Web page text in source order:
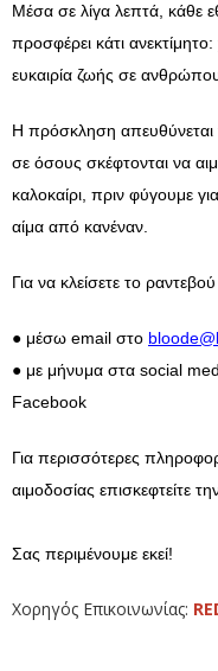
Μέσα σε λίγα λεπτά, κάθε
προσφέρει κάτι
ευκαιρία ζωής σε
Η πρόσκληση απευθύνεται
σε όσους σκέφτονται να
καλοκαίρι, πριν φύγουμε
αίμα από κανέναν.
Για να κλείσετε το
● μέσω email στο
● με μήνυμα στα social
Facebook
Για περισσότερες
αιμοδοσίας επισκεφτείτε
Σας περιμένουμε εκεί!
Χορηγός Επικοινωνίας: